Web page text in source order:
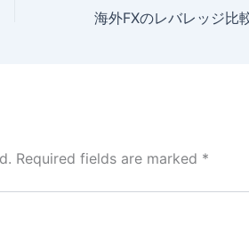
Required fields are marked *